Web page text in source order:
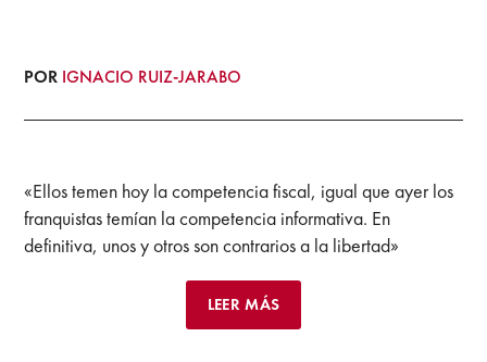
POR IGNACIO RUIZ-JARABO
«Ellos temen hoy la competencia fiscal, igual que ayer los
franquistas temían la competencia informativa. En
definitiva, unos y otros son contrarios a la libertad»
LEER MÁS